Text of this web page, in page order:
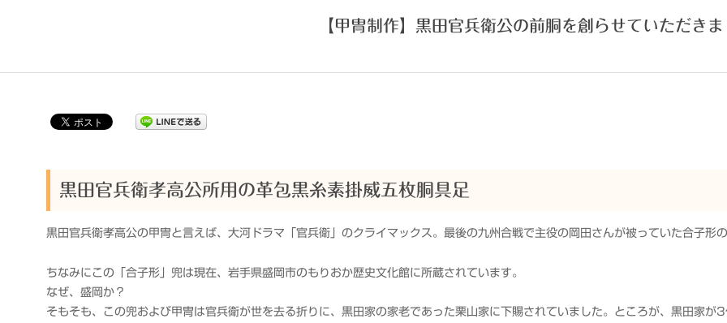
製
作
武
楽
衆
【甲冑制作】黒田官兵衛公の前胴を創らせていただき
黒田官兵衛孝高公所用の革包黒糸素掛威五枚胴具足
黒田官兵衛孝高公の甲冑と言えば、大河ドラマ「官兵衛」のクライマックス。最後の九州合戦で主役の岡田さんが被っていた合子形
ちなみにこの「合子形」兜は現在、岩手県盛岡市のもりおか歴史文化館に所蔵されています。
なぜ、盛岡か？
そもそも、この兜および甲冑は官兵衛が世を去る折りに、黒田家の家老であった栗山家に下賜されていました。ところが、黒田家